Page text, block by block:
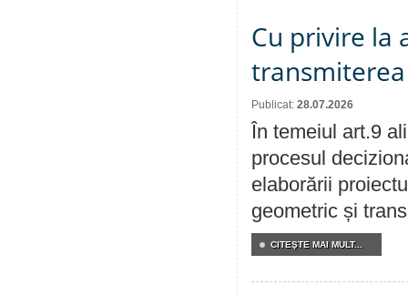
Cu privire la
Publicat: 28.07.2026
În temeiul art.9
procesul
elaborării
geometric și
CITEŞTE MAI MULT...